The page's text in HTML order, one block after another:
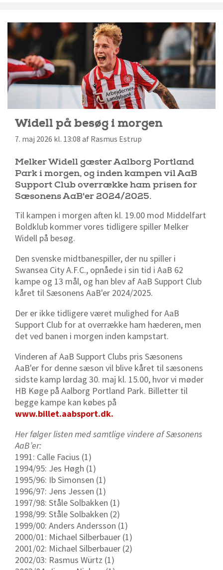
Widell på besøg i morgen
7. maj 2026 kl. 13:08 af Rasmus Estrup
Melker Widell gæster Aalborg Portland
Park i morgen, og inden kampen vil AaB
Support Club overrække ham prisen for
Sæsonens AaB'er 2024/2025.
Til kampen i morgen aften kl. 19.00 mod Middelfart
Boldklub kommer vores tidligere spiller Melker
Widell på besøg.
Den svenske midtbanespiller, der nu spiller i
Swansea City A.F.C., opnåede i sin tid i AaB 62
kampe og 13 mål, og han blev af AaB Support Club
kåret til Sæsonens AaB'er 2024/2025.
Der er ikke tidligere været mulighed for AaB
Support Club for at overrække ham hæderen, men
det ved banen i morgen inden kampstart.
Vinderen af AaB Support Clubs pris Sæsonens
AaB'er for denne sæson vil blive kåret til sæsonens
sidste kamp lørdag 30. maj kl. 15.00, hvor vi møder
HB Køge på Aalborg Portland Park. Billetter til
begge kampe kan købes på
www.billet.aabsport.dk.
Her følger listen med samtlige vindere af Sæsonens
AaB’er:
1991: Calle Facius (1)
1994/95: Jes Høgh (1)
1995/96: Ib Simonsen (1)
1996/97: Jens Jessen (1)
1997/98: Ståle Solbakken (1)
1998/99: Ståle Solbakken (2)
1999/00: Anders Andersson (1)
2000/01: Michael Silberbauer (1)
2001/02: Michael Silberbauer (2)
2002/03: Rasmus Würtz (1)